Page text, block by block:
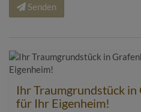
Senden
Ihr Traumgrundstück in
für Ihr Eigenheim!